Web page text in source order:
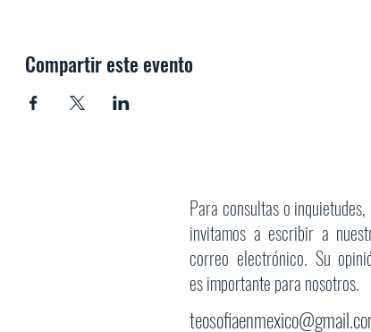
Compartir este evento
Para consultas o inquietudes,
invitamos a escribir a
correo electrónico. Su
es importante para nosotros.